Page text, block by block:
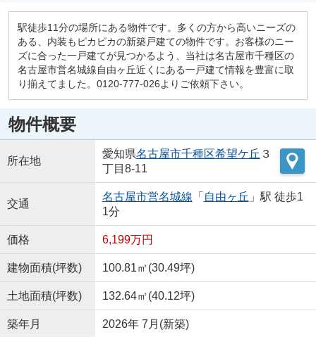
駅徒歩11分の場所にある物件です。多くの方から高いニーズの
ある、内装もピカピカの新築戸建ての物件です。お客様のニー
ズに合った一戸建てが見つかるよう、当社は名古屋市千種区の
名古屋市営名城線自由ヶ丘近くにある一戸建て情報を豊富に取
り揃えてました。0120-777-026よりご依頼下さい。
物件概要
所在地
愛知県名古屋市千種区希望ケ丘 ３
丁目8-11
交通
名古屋市営名城線 「 自由ヶ丘 」駅 徒歩1
1分
価格 6,199万円
建物面積(坪数) 100.81㎡(30.49坪)
土地面積(坪数) 132.64㎡(40.12坪)
築年月 2026年 7月(新築)